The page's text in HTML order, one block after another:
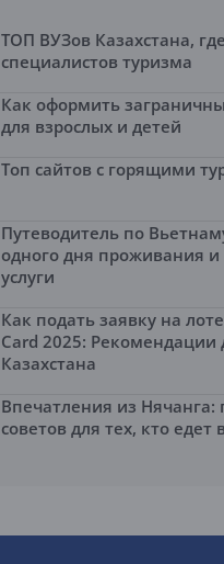
ТОП ВУЗов Казахстана,
специалистов туризма
Как оформить
для взрослых и детей
Топ сайтов с горящими
Путеводитель по
одного дня проживания и
услуги
Как подать заявку на
Card 2025: Рекомендации
Казахстана
Впечатления из Нячанга:
советов для тех, кто едет